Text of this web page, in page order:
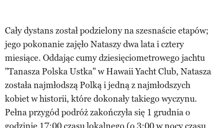
Cały dystans został podzielony na szesnaście etapów;
jego pokonanie zajęło Nataszy dwa lata i cztery
miesiące. Oddając cumy dziesięciometrowego jachtu
"Tanasza Polska Ustka" w Hawaii Yacht Club, Natasza
została najmłodszą Polką i jedną z najmłodszych
kobiet w historii, które dokonały takiego wyczynu.
Pełna przygód podróż zakończyła się 1 grudnia o